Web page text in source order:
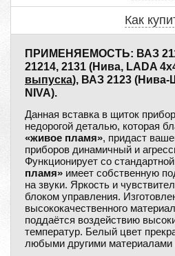
Как
ПРИМЕНЯЕМОСТЬ: ВАЗ
21214, 2131 (Нива, LADA
выпуска), ВАЗ 2123
NIVA).
Данная вставка в щиток
недорогой деталью, которая
«живое пламя», придаст
приборов динамичный и
Функционирует со
пламя» имеет собственную
на звуки. Яркость и
блоком управления.
высококачественного
поддаётся воздействию
температур. Белый цвет
любыми другими материалами